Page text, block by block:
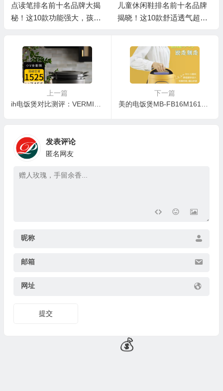
点读笔排名前十名品牌大揭
秘！这10款功能强大，孩子
儿童休闲鞋排名前十名品牌
揭晓！这10款舒适透气超好
上一篇
下一篇
发表评论
匿名网友
昵称
邮箱
网址
提交
💰
🎁